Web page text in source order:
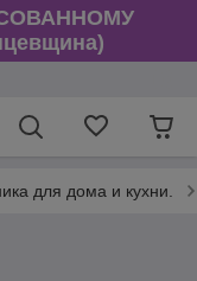
для дома и кухни.